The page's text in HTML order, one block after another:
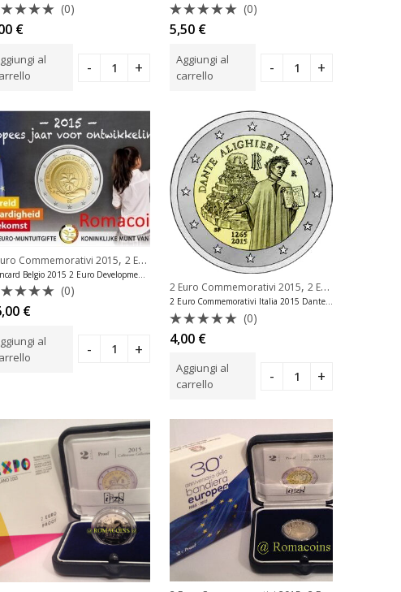
(0)
€
al
Valutato
0
5
(0)
5,50 €
Aggiungi al
carrello
Commemorativi 2015, 2 Euro Commemorativi Belgio
(0)
€
al
2 Euro Commemorativi 2015, 2 Euro Commemorativi Italia
2 Euro Commemorativi Italia 2015 Dante Alighieri 750 Anni Unc Fdc
Valutato
0
su
5
(0)
4,00 €
Aggiungi al
carrello